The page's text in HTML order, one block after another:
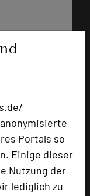
Portals so
Einige dieser
Nutzung der
lediglich zu
44
2
1
4